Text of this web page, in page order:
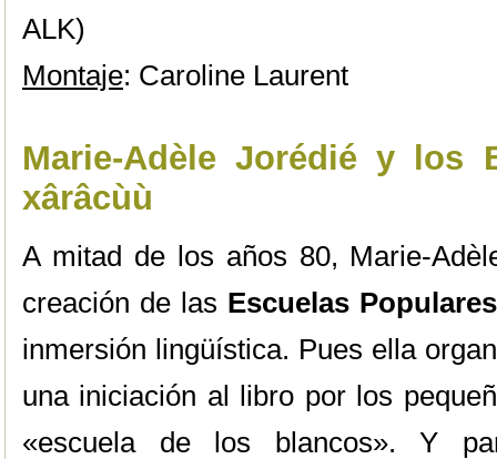
ALK)
Montaje: Caroline Laurent
Marie-Adèle Jorédié y los
xârâcùù
A mitad de los años 80, Marie-
creación de las Escuelas
inmersión lingüística. Pues ella
una iniciación al libro por los
«escuela de los blancos». Y